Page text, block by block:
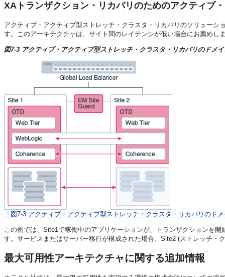
XAトランザクション・リカバリのためのアクティブ
アクティブ・アクティブ型ストレッチ・クラスタ・リカバリのソリュー
す。このアーキテクチャは、サイト間のレイテンシが低い場合にお薦めし
図7-3 アクティブ・アクティブ型ストレッチ・クラスタ・リカバリのドメ
「図7-3 アクティブ・アクティブ型ストレッチ・クラスタ・リカバリのド
この例では、Site1で稼働中のアプリケーションが、トランザクションを
す。サービスまたはサーバー移行が構成された場合、Site2 (ストレッチ
最大可用性アーキテクチャに関する追加情報